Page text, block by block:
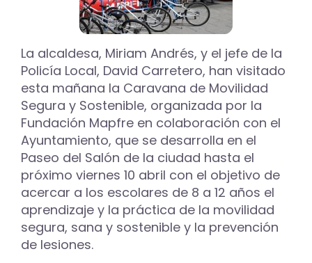
La alcaldesa, Miriam Andrés, y el jefe de la
Policía Local, David Carretero, han visitado
esta mañana la Caravana de Movilidad
Segura y Sostenible, organizada por la
Fundación Mapfre en colaboración con el
Ayuntamiento, que se desarrolla en el
Paseo del Salón de la ciudad hasta el
próximo viernes 10 abril con el objetivo de
acercar a los escolares de 8 a 12 años el
aprendizaje y la práctica de la movilidad
segura, sana y sostenible y la prevención
de lesiones.